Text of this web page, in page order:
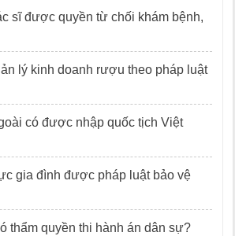
sĩ được quyền từ chối khám bệnh,
lý kinh doanh rượu theo pháp luật
có được nhập quốc tịch Việt
gia đình được pháp luật bảo vệ
thẩm quyền thi hành án dân sự?